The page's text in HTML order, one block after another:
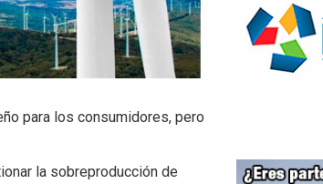
para los consumidores, pero
la sobreproducción de